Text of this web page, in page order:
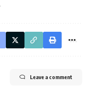
Leave a comment